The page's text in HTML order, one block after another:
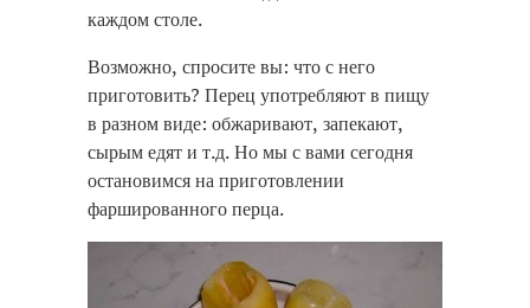
каждом столе.
Возможно, спросите вы: что с него
приготовить? Перец употребляют в пищу
в разном виде: обжаривают, запекают,
сырым едят и т.д. Но мы с вами сегодня
остановимся на приготовлении
фаршированного перца.